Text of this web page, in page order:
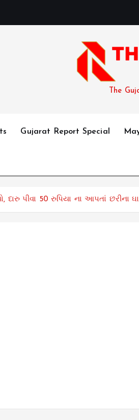
The
Gujarat Report Special
દારુ પીવા 50 રુપિયા ના આપતાં છરીના